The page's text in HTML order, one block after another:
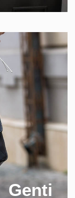
Genti